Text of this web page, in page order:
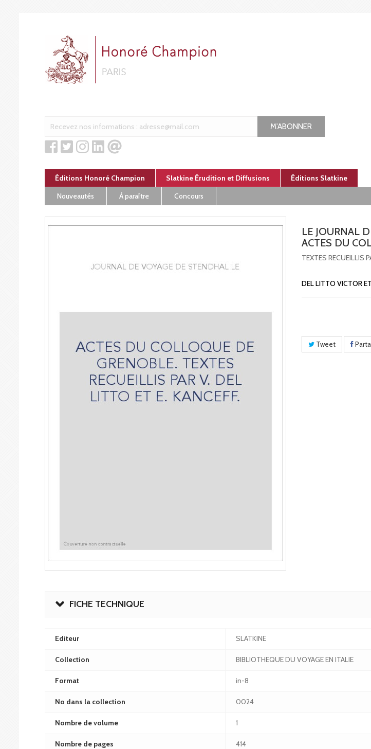
M'ABONNER
Éditions Honoré Champion Slatkine Érudition et Diffusions Éditions Slatkine
Nouveautés
À paraître Concours
LE JOURNAL
ACTES DU
TEXTES RECUEILLIS
DEL LITTO VICTOR
Tweet
FICHE TECHNIQUE
Editeur SLATKINE
Collection BIBLIOTHEQUE DU VOYAGE EN ITALIE
Format in-8
No dans la collection 0024
Nombre de volume 1
Nombre de pages 414